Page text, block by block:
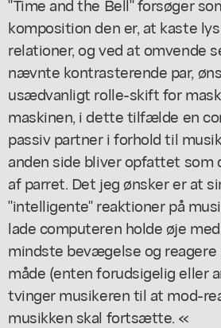
komposition den er, at kaste
relationer, og ved at omvende
nævnte kontrasterende par,
usædvanligt rolle-skift for
maskinen, i dette tilfælde en
passiv partner i forhold til
anden side bliver opfattet som
af parret. Det jeg ønsker er at
"intelligente" reaktioner på
lade computeren holde øje
mindste bevægelse og reagere
måde (enten forudsigelig eller
tvinger musikeren til at mod-
musikken skal fortsætte. «